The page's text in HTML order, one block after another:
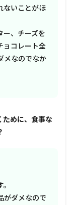
ないことがほ
ー、チーズを
ョコレート全
メなのでなか
ために、食事な
がダメなので